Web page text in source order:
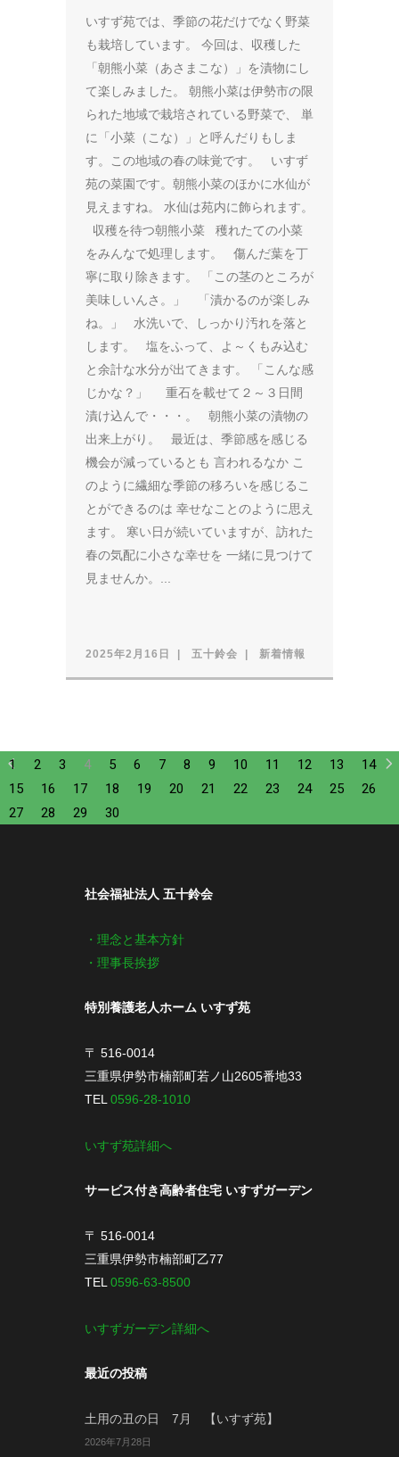
いすず苑では、季節の花だけでなく野菜
も栽培しています。 今回は、収穫した
「朝熊小菜（あさまこな）」を漬物にし
て楽しみました。 朝熊小菜は伊勢市の限
られた地域で栽培されている野菜で、 単
に「小菜（こな）」と呼んだりもしま
す。この地域の春の味覚です。 いすず
苑の菜園です。朝熊小菜のほかに水仙が
見えますね。 水仙は苑内に飾られます。
収穫を待つ朝熊小菜 穫れたての小菜
をみんなで処理します。 傷んだ葉を丁
寧に取り除きます。 「この茎のところが
美味しいんさ。」 「漬かるのが楽しみ
ね。」 水洗いで、しっかり汚れを落と
します。 塩をふって、よ～くもみ込む
と余計な水分が出てきます。 「こんな感
じかな？」 重石を載せて２～３日間
漬け込んで・・・。 朝熊小菜の漬物の
出来上がり。 最近は、季節感を感じる
機会が減っているとも 言われるなか こ
のように繊細な季節の移ろいを感じるこ
とができるのは 幸せなことのように思え
ます。 寒い日が続いていますが、訪れた
春の気配に小さな幸せを 一緒に見つけて
見ませんか。...
2025年2月16日 五十鈴会 新着情報
1 2 3 4 5 6 7 8 9 10 11 12 13
14
15
16 17 18 19 20 21 22 23 24 25
26
27
28 29 30
社会福祉法人 五十鈴会
・理念と基本方針
・理事長挨拶
特別養護老人ホーム いすず苑
〒 516-0014
三重県伊勢市楠部町若ノ山2605番地33
TEL0596-28-1010
いすず苑詳細へ
サービス付き高齢者住宅 いすずガーデン
〒 516-0014
三重県伊勢市楠部町乙77
TEL0596-63-8500
いすずガーデン詳細へ
最近の投稿
土用の丑の日 7月 【いすず苑】
2026年7月28日